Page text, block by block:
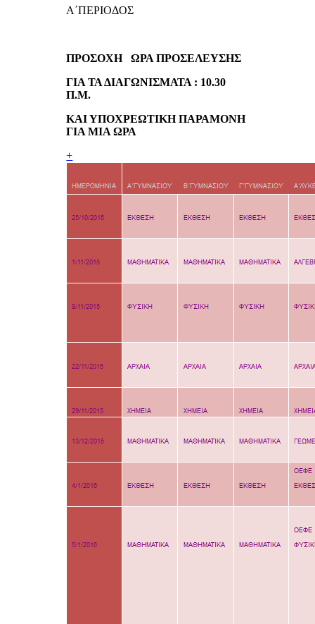
Α΄ΠΕΡΙΟΔΟΣ
ΠΡΟΣΟΧΗ ΩΡΑ ΠΡΟΣΕΛΕΥΣΗΣ
ΓΙΑ ΤΑ ΔΙΑΓΩΝΙΣΜΑΤΑ : 10.30
Π.Μ.
ΚΑΙ ΥΠΟΧΡΕΩΤΙΚΗ ΠΑΡΑΜΟΝΗ
ΓΙΑ ΜΙΑ ΩΡΑ
+